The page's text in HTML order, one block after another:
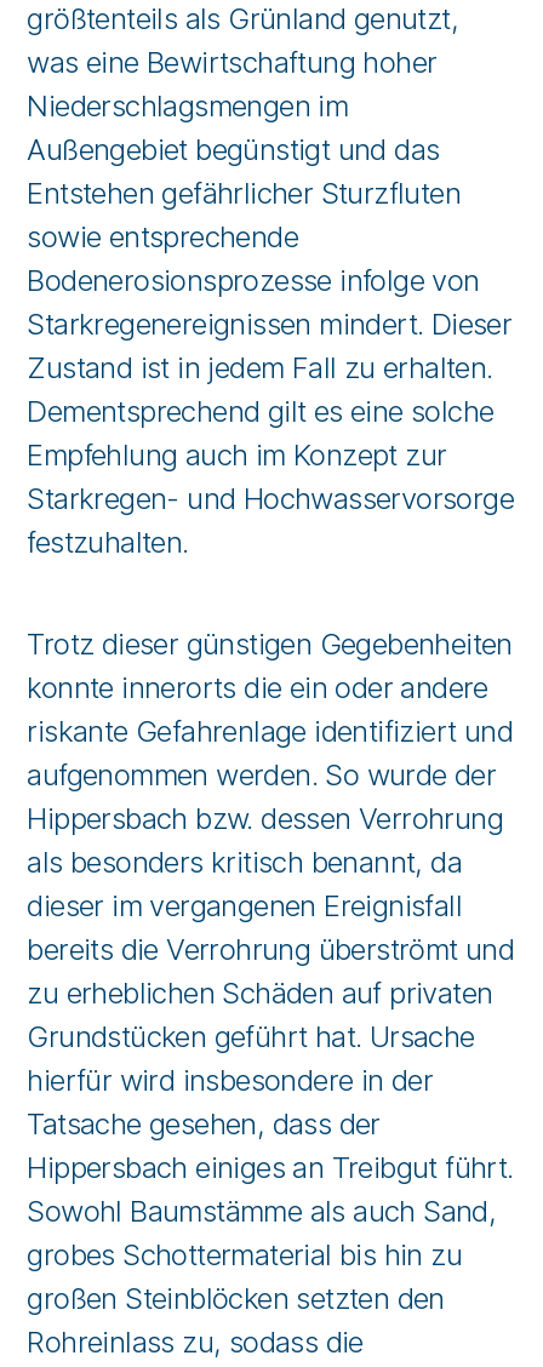
größtenteils als Grünland genutzt,
was eine Bewirtschaftung hoher
Niederschlagsmengen im
Außengebiet begünstigt und das
Entstehen gefährlicher Sturzfluten
sowie entsprechende
Bodenerosionsprozesse infolge von
Starkregenereignissen mindert. Dieser
Zustand ist in jedem Fall zu erhalten.
Dementsprechend gilt es eine solche
Empfehlung auch im Konzept zur
Starkregen- und Hochwasservorsorge
festzuhalten.
Trotz dieser günstigen Gegebenheiten
konnte innerorts die ein oder andere
riskante Gefahrenlage identifiziert und
aufgenommen werden. So wurde der
Hippersbach bzw. dessen Verrohrung
als besonders kritisch benannt, da
dieser im vergangenen Ereignisfall
bereits die Verrohrung überströmt und
zu erheblichen Schäden auf privaten
Grundstücken geführt hat. Ursache
hierfür wird insbesondere in der
Tatsache gesehen, dass der
Hippersbach einiges an Treibgut führt.
Sowohl Baumstämme als auch Sand,
grobes Schottermaterial bis hin zu
großen Steinblöcken setzten den
Rohreinlass zu, sodass die